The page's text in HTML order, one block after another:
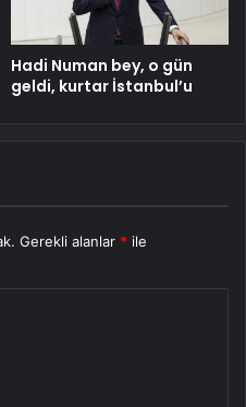
Hadi Numan bey, o gün
geldi, kurtar İstanbul’u
Gerekli alanlar * ile